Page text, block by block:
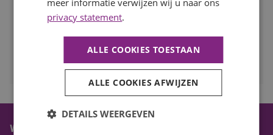
Werk dat je leuk vindt, daar draait het om bij BaanBereik. Wij
Werknemer
meer informatie verwijzen wij u naar ons
privacy statement.
ALLE COOKIES TOESTAAN
ALLE COOKIES AFWIJZEN
DETAILS WEERGEVEN